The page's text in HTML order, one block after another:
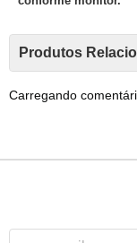
Produtos
Carregando